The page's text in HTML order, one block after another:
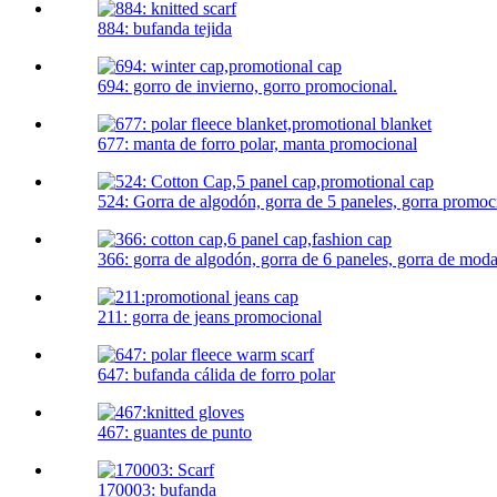
884: bufanda tejida
694: gorro de invierno, gorro promocional.
677: manta de forro polar, manta promocional
524: Gorra de algodón, gorra de 5 paneles, gorra
366: gorra de algodón, gorra de 6 paneles, gorra de moda
211: gorra de jeans promocional
647: bufanda cálida de forro polar
467: guantes de punto
170003: bufanda